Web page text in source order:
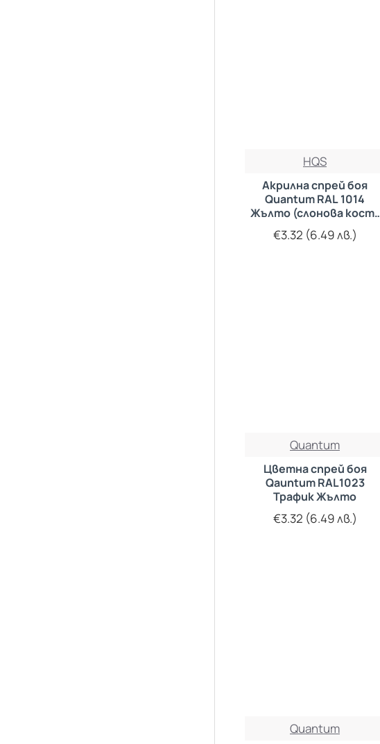
HQS
Акрилна спрей боя
Quantum RAL 1014
Жълто (слонова кост)
400мл.
€3.32 (6.49 лв.)
Quantum
Цветна спрей боя
Qauntum RAL1023
Трафик Жълто
€3.32 (6.49 лв.)
Quantum